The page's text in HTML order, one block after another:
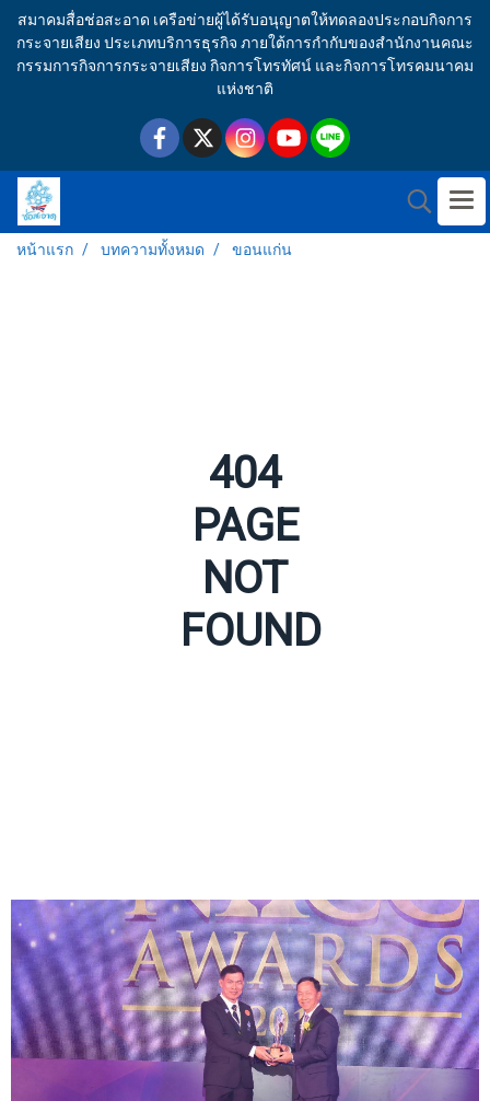
สมาคมสื่อช่อสะอาด เครือข่ายผู้ได้รับอนุญาตให้ทดลองประกอบกิจการ
กระจายเสียง ประเภทบริการธุรกิจ ภายใต้การกำกับของสำนักงานคณะ
กรรมการกิจการกระจายเสียง กิจการโทรทัศน์ และกิจการโทรคมนาคม
แห่งชาติ
หน้าแรก บทความทั้งหมด ขอนแก่น
404
PAGE
NOT
FOUND